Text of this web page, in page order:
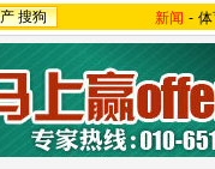
搜狗 新闻 -